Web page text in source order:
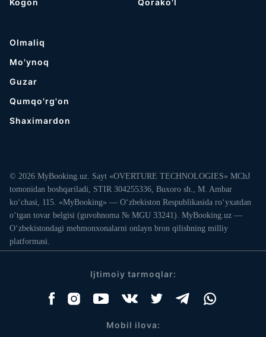
Kogon
Qorako'l
Olmaliq
Mo'ynoq
Guzar
Qumqo'rg'on
Shaximardon
© 2026 MyBooking.uz. Sayt «OVERTURE TECHNOLOGIES» MChJ
tomonidan boshqariladi, STIR 304255336, Buxoro sh., M. Ambar
ko‘chasi, 115. «MyBooking» — O‘zbekiston Respublikasida ro‘yxatdan
o‘tgan tovar belgisi (guvohnoma № MGU 33241). MyBooking.uz —
O‘zbekistondagi mehmonxonalarni onlayn bron qilishning milliy
platformasi.
Ijtimoiy tarmoqlar:
Mobil ilova: